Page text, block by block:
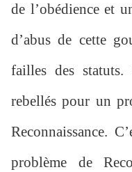
de l’obédience et
d’abus de cette
failles des
rebellés pour un
Reconnaissance.
problème de